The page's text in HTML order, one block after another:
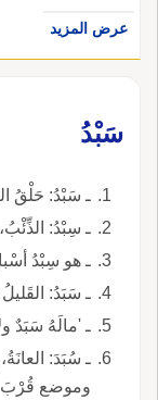
عرض المزيد
سَبْدُ
ـ سَبْدُ: حَلْقُ
ـ سِبْدُ:
ـ هو سِبْدُ
ـ سَبَدُ:
ـ 'مالَهُ سَبَدٌ
ـ سُبَدَ:
وموضع قُرْبَ